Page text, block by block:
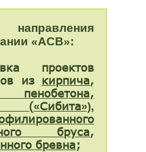
«АСВ»:
проектов
из кирпича,
(«Сибита»),
бруса,
бревна;